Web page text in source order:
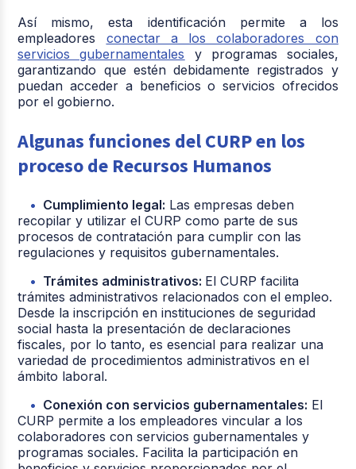
Así mismo, esta identificación permite a los
empleadores conectar a los colaboradores con
servicios gubernamentales y programas sociales,
garantizando que estén debidamente registrados y
puedan acceder a beneficios o servicios ofrecidos
por el gobierno.
Algunas funciones del CURP en los
proceso de Recursos Humanos
Cumplimiento legal: Las empresas deben
recopilar y utilizar el CURP como parte de sus
procesos de contratación para cumplir con las
regulaciones y requisitos gubernamentales.
Trámites administrativos: El CURP facilita
trámites administrativos relacionados con el empleo.
Desde la inscripción en instituciones de seguridad
social hasta la presentación de declaraciones
fiscales, por lo tanto, es esencial para realizar una
variedad de procedimientos administrativos en el
ámbito laboral.
Conexión con servicios gubernamentales: El
CURP permite a los empleadores vincular a los
colaboradores con servicios gubernamentales y
programas sociales. Facilita la participación en